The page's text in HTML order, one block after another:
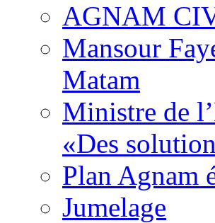
AGNAM
Mansour
Matam
Ministre de
«Des
Plan Agnam
Jumelage